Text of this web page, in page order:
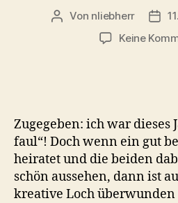
Beitragsautor
Von nliebherr
Keine
Zugegeben: ich war dieses
faul“! Doch wenn ein gut
heiratet und die beiden
schön aussehen, dann ist
kreative Loch überwunden